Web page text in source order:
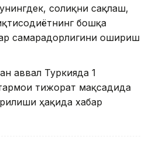
соғлиқни сақлаш,
бошқа
самарадорлигини ошириш
аввал Туркияда 1
тижорат мақсадида
ҳақида хабар